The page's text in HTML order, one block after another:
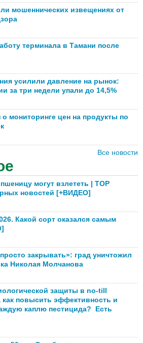
мошеннических извещениях от
терминала в Тамани после
усилили давление на рынок:
за три недели упали до 14,5%
о мониторинге цен на продукты по
Все новости
могут взлететь | TOP
новостей [+ВИДЕО]
Какой сорт оказался самым
закрывать»: град уничтожил
Николая Молчанова
защиты в no-till
повысить эффективность и
каплю пестицида? Есть